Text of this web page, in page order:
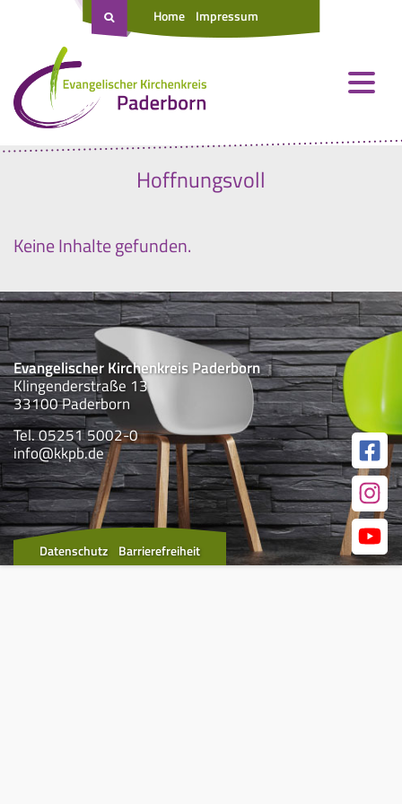
Home Impressum
Hoffnungsvoll
Keine Inhalte gefunden.
Evangelischer Kirchenkreis Paderborn
Klingenderstraße 13
33100 Paderborn
Tel. 05251 5002-0
info@kkpb.de
Datenschutz Barrierefreiheit